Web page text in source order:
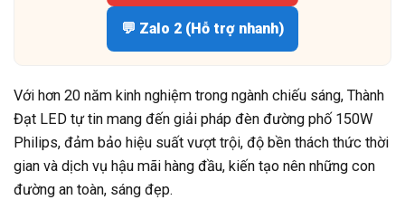
💬 Zalo 2 (Hỗ trợ nhanh)
Với hơn 20 năm kinh nghiệm trong ngành chiếu sáng, Thành
Đạt LED tự tin mang đến giải pháp đèn đường phố 150W
Philips, đảm bảo hiệu suất vượt trội, độ bền thách thức thời
gian và dịch vụ hậu mãi hàng đầu, kiến tạo nên những con
đường an toàn, sáng đẹp.